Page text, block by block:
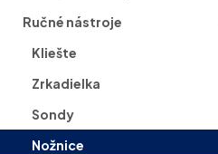
Ručné nástroje
Kliešte
Zrkadielka
Sondy
Nožnice